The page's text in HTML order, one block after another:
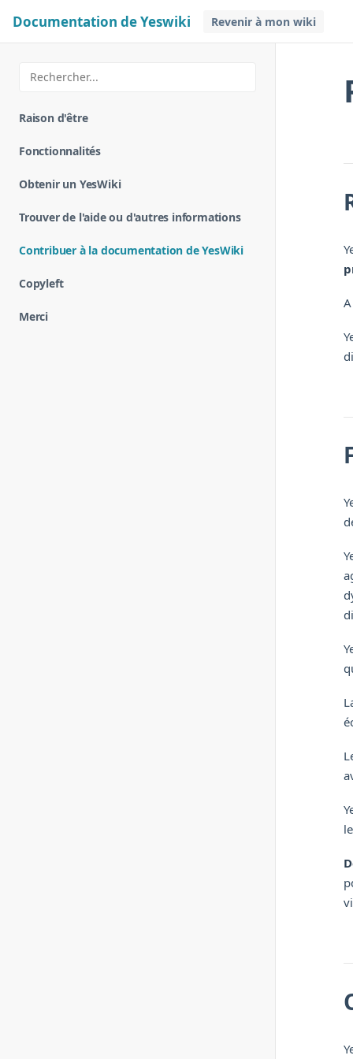
Documentation de Yeswiki Revenir à mon wiki
Raison d'être
Fonctionnalités
Obtenir un YesWiki
Trouver de l'aide ou d'autres informations
Contribuer à la documentation de YesWiki
Copyleft
Merci